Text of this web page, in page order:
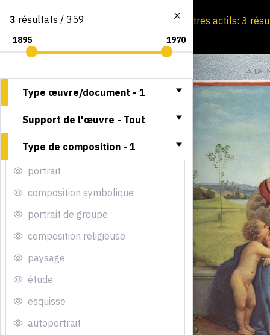
Consultation par image Filtres actifs: 3
3 résultats / 359
Type œuvre/document - 1
Support de l'œuvre - Tout
Type de composition - 1
portrait
composition symbolique
portrait de groupe
composition religieuse
paysage
étude
esquisse
autoportrait